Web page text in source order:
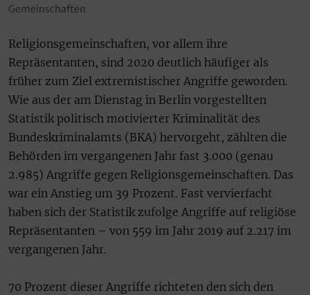
Gemeinschaften
Religionsgemeinschaften, vor allem ihre
Repräsentanten, sind 2020 deutlich häufiger als
früher zum Ziel extremistischer Angriffe geworden.
Wie aus der am Dienstag in Berlin vorgestellten
Statistik politisch motivierter Kriminalität des
Bundeskriminalamts (BKA) hervorgeht, zählten die
Behörden im vergangenen Jahr fast 3.000 (genau
2.985) Angriffe gegen Religionsgemeinschaften. Das
war ein Anstieg um 39 Prozent. Fast vervierfacht
haben sich der Statistik zufolge Angriffe auf religiöse
Repräsentanten – von 559 im Jahr 2019 auf 2.217 im
vergangenen Jahr.
70 Prozent dieser Angriffe richteten den sich den